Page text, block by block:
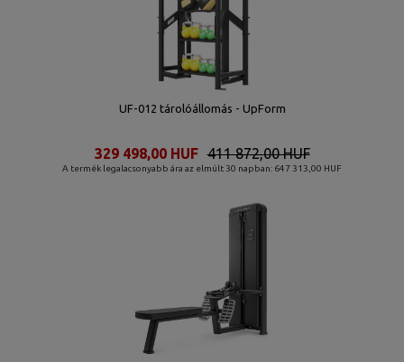
UF-012 tárolóállomás - UpForm
A termék legalacsonyabb ára az elmúlt 30 napban: 647 313,00 HUF
411 872,00 HUF
329 498,00 HUF